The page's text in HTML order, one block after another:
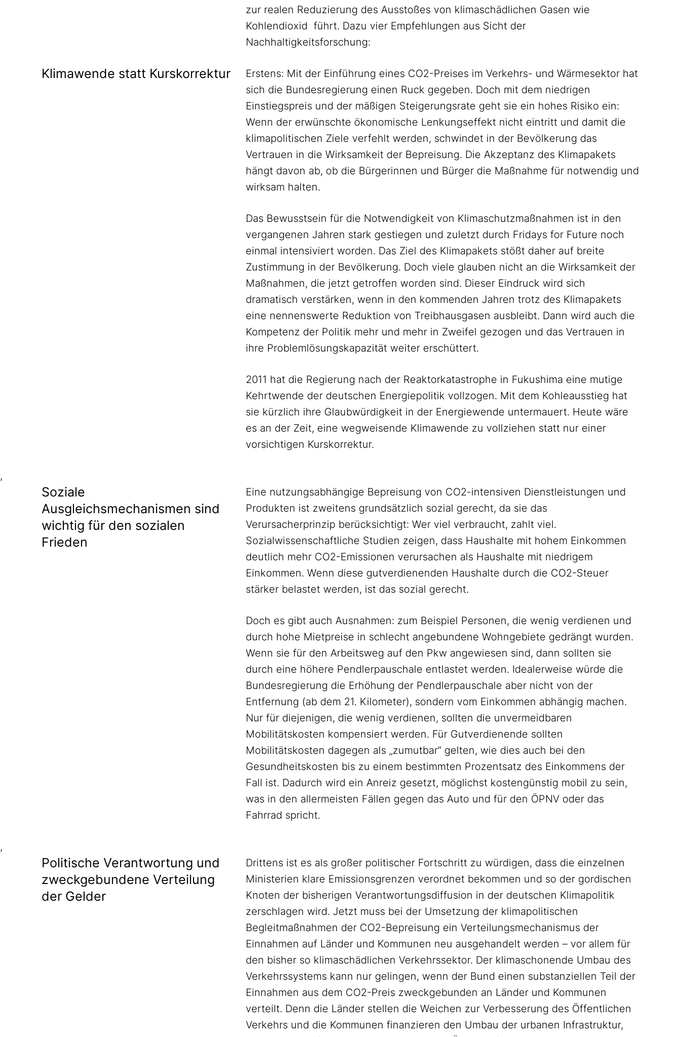
zur realen Reduzierung des Ausstoßes von klimaschädlichen Gasen wie
Kohlendioxid führt. Dazu vier Empfehlungen aus Sicht der
Nachhaltigkeitsforschung:
Klimawende statt Kurskorrektur
Erstens: Mit der Einführung eines CO2-Preises im Verkehrs- und Wärmesektor hat
sich die Bundesregierung einen Ruck gegeben. Doch mit dem niedrigen
Einstiegspreis und der mäßigen Steigerungsrate geht sie ein hohes Risiko ein:
Wenn der erwünschte ökonomische Lenkungseffekt nicht eintritt und damit die
klimapolitischen Ziele verfehlt werden, schwindet in der Bevölkerung das
Vertrauen in die Wirksamkeit der Bepreisung. Die Akzeptanz des Klimapakets
hängt davon ab, ob die Bürgerinnen und Bürger die Maßnahme für notwendig und
wirksam halten.
Das Bewusstsein für die Notwendigkeit von Klimaschutzmaßnahmen ist in den
vergangenen Jahren stark gestiegen und zuletzt durch Fridays for Future noch
einmal intensiviert worden. Das Ziel des Klimapakets stößt daher auf breite
Zustimmung in der Bevölkerung. Doch viele glauben nicht an die Wirksamkeit der
Maßnahmen, die jetzt getroffen worden sind. Dieser Eindruck wird sich
dramatisch verstärken, wenn in den kommenden Jahren trotz des Klimapakets
eine nennenswerte Reduktion von Treibhausgasen ausbleibt. Dann wird auch die
Kompetenz der Politik mehr und mehr in Zweifel gezogen und das Vertrauen in
ihre Problemlösungskapazität weiter erschüttert.
2011 hat die Regierung nach der Reaktorkatastrophe in Fukushima eine mutige
Kehrtwende der deutschen Energiepolitik vollzogen. Mit dem Kohleausstieg hat
sie kürzlich ihre Glaubwürdigkeit in der Energiewende untermauert. Heute wäre
es an der Zeit, eine wegweisende Klimawende zu vollziehen statt nur einer
vorsichtigen Kurskorrektur.
,
Soziale
Ausgleichsmechanismen sind
wichtig für den sozialen
Frieden
Eine nutzungsabhängige Bepreisung von CO2-intensiven Dienstleistungen und
Produkten ist zweitens grundsätzlich sozial gerecht, da sie das
Verursacherprinzip berücksichtigt: Wer viel verbraucht, zahlt viel.
Sozialwissenschaftliche Studien zeigen, dass Haushalte mit hohem Einkommen
deutlich mehr CO2-Emissionen verursachen als Haushalte mit niedrigem
Einkommen. Wenn diese gutverdienenden Haushalte durch die CO2-Steuer
stärker belastet werden, ist das sozial gerecht.
Doch es gibt auch Ausnahmen: zum Beispiel Personen, die wenig verdienen und
durch hohe Mietpreise in schlecht angebundene Wohngebiete gedrängt wurden.
Wenn sie für den Arbeitsweg auf den Pkw angewiesen sind, dann sollten sie
durch eine höhere Pendlerpauschale entlastet werden. Idealerweise würde die
Bundesregierung die Erhöhung der Pendlerpauschale aber nicht von der
Entfernung (ab dem 21. Kilometer), sondern vom Einkommen abhängig machen.
Nur für diejenigen, die wenig verdienen, sollten die unvermeidbaren
Mobilitätskosten kompensiert werden. Für Gutverdienende sollten
Mobilitätskosten dagegen als „zumutbar“ gelten, wie dies auch bei den
Gesundheitskosten bis zu einem bestimmten Prozentsatz des Einkommens der
Fall ist. Dadurch wird ein Anreiz gesetzt, möglichst kostengünstig mobil zu sein,
was in den allermeisten Fällen gegen das Auto und für den ÖPNV oder das
Fahrrad spricht.
,
Politische Verantwortung und
zweckgebundene Verteilung
der Gelder
Drittens ist es als großer politischer Fortschritt zu würdigen, dass die einzelnen
Ministerien klare Emissionsgrenzen verordnet bekommen und so der gordischen
Knoten der bisherigen Verantwortungsdiffusion in der deutschen Klimapolitik
zerschlagen wird. Jetzt muss bei der Umsetzung der klimapolitischen
Begleitmaßnahmen der CO2-Bepreisung ein Verteilungsmechanismus der
Einnahmen auf Länder und Kommunen neu ausgehandelt werden – vor allem für
den bisher so klimaschädlichen Verkehrssektor. Der klimaschonende Umbau des
Verkehrssystems kann nur gelingen, wenn der Bund einen substanziellen Teil der
Einnahmen aus dem CO2-Preis zweckgebunden an Länder und Kommunen
verteilt. Denn die Länder stellen die Weichen zur Verbesserung des Öffentlichen
Verkehrs und die Kommunen finanzieren den Umbau der urbanen Infrastruktur,